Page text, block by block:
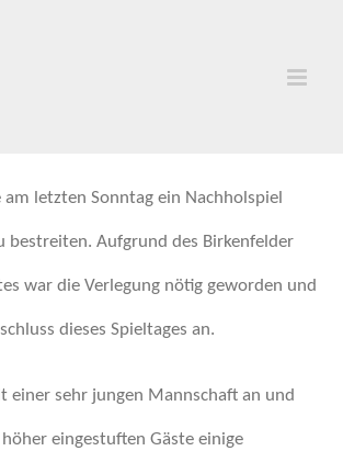
letzten Sonntag ein Nachholspiel
bestreiten. Aufgrund des Birkenfelder
war die Verlegung nötig geworden und
dieses Spieltages an.
einer sehr jungen Mannschaft an und
eingestuften Gäste einige